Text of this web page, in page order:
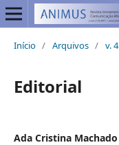
Início / Arquivos / v.
Editorial
Ada Cristina